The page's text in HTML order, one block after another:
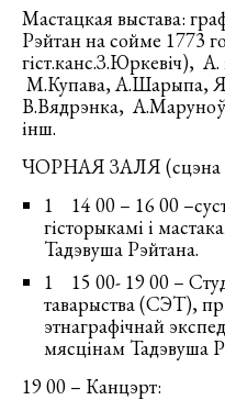
Мастацкая выстава:
Рэйтан на сойме 1773
гіст.канс.З.Юркевіч),
М.Купава, А.Шарыпа,
В.Вядрэнка,
інш.
ЧОРНАЯ ЗАЛЯ (сцэна
1 14 00 – 16 00
гісторыкамі і
Тадэвуша Рэйтана.
1 15 00- 19 00 –
таварыства (СЭТ),
этнаграфічнай
мясцінам Тадэвуша
19 00 – Канцэрт: